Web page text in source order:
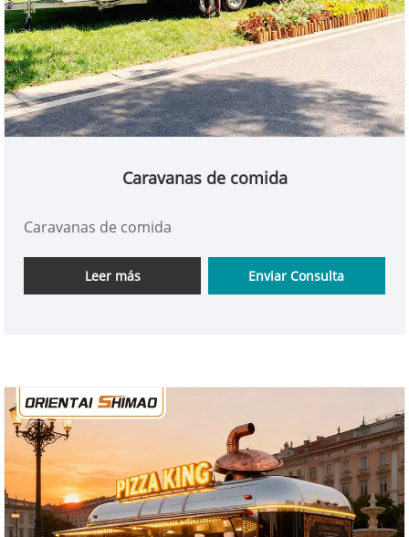
Caravanas de comida
Caravanas de comida
Leer más Enviar Consulta